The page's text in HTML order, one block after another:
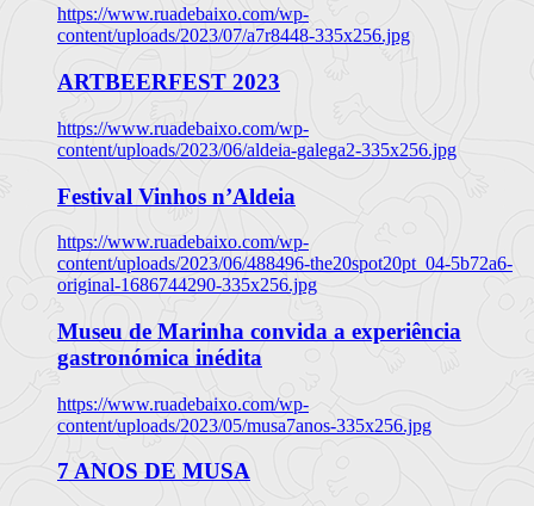
https://www.ruadebaixo.com/wp-
content/uploads/2023/07/a7r8448-335x256.jpg
ARTBEERFEST 2023
https://www.ruadebaixo.com/wp-
content/uploads/2023/06/aldeia-galega2-335x256.jpg
Festival Vinhos n’Aldeia
https://www.ruadebaixo.com/wp-
content/uploads/2023/06/488496-the20spot20pt_04-5b72a6-
original-1686744290-335x256.jpg
Museu de Marinha convida a experiência
gastronómica inédita
https://www.ruadebaixo.com/wp-
content/uploads/2023/05/musa7anos-335x256.jpg
7 ANOS DE MUSA